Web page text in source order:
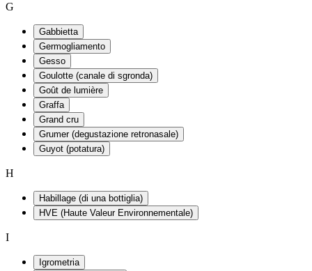
G
Gabbietta
Germogliamento
Gesso
Goulotte (canale di sgronda)
Goût de lumière
Graffa
Grand cru
Grumer (degustazione retronasale)
Guyot (potatura)
H
Habillage (di una bottiglia)
HVE (Haute Valeur Environnementale)
I
Igrometria